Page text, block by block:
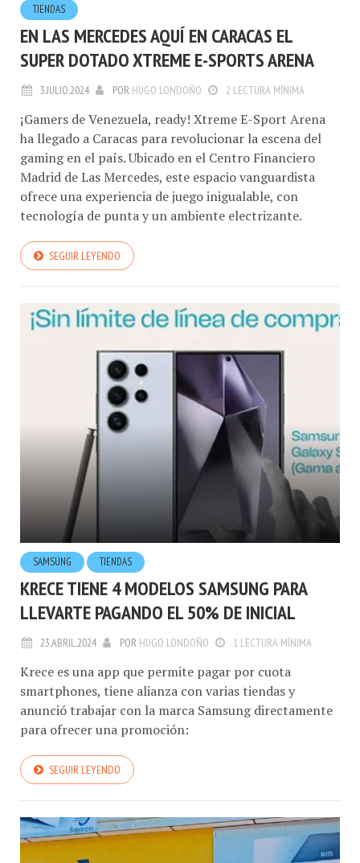
TIENDAS
EN LAS MERCEDES AQUÍ EN CARACAS EL
SUPER DOTADO XTREME E-SPORTS ARENA
3.JULIO.2024 POR HUGO LONDOÑO 2 LECTURA MÍNIMA
¡Gamers de Venezuela, ready! Xtreme E-Sport Arena
ha llegado a Caracas para revolucionar la escena del
gaming en el país. Ubicado en el Centro Financiero
Madrid de Las Mercedes, este espacio vanguardista
ofrece una experiencia de juego inigualable, con
tecnología de punta y un ambiente electrizante.
SEGUIR LEYENDO
SAMSUNG TIENDAS
KRECE TIENE 4 MODELOS SAMSUNG PARA
LLEVARTE PAGANDO EL 50% DE INICIAL
23.ABRIL.2024 POR HUGO LONDOÑO 1 LECTURA MÍNIMA
Krece es una app que permite pagar por cuota
smartphones, tiene alianza con varias tiendas y
anunció trabajar con la marca Samsung directamente
para ofrecer una promoción:
SEGUIR LEYENDO